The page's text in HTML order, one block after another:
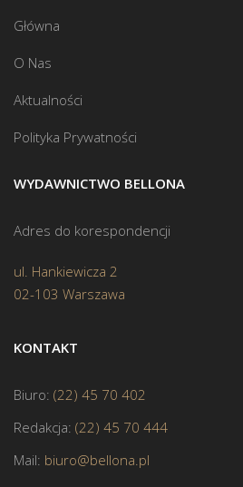
Główna
O Nas
Aktualności
Polityka Prywatności
WYDAWNICTWO BELLONA
Adres do korespondencji
ul. Hankiewicza 2
02-103 Warszawa
KONTAKT
Biuro: (22) 45 70 402
Redakcja: (22) 45 70 444
Mail: biuro@bellona.pl